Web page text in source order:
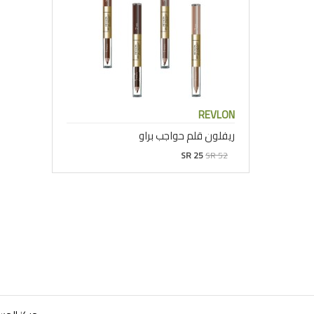
REVLON
ريفلون قلم حواجب براو
SR 25SR 52